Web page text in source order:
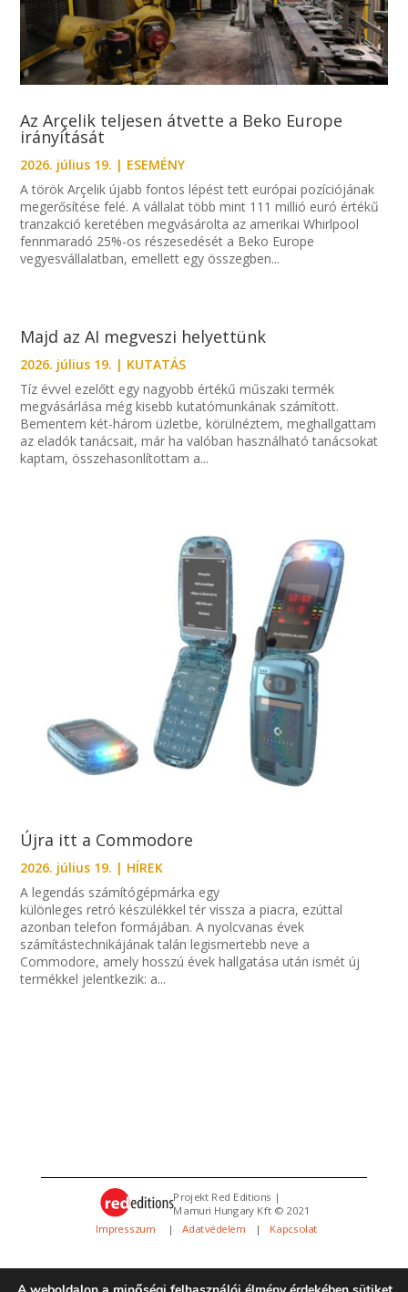
Az Arçelik teljesen átvette a Beko Europe
irányítását
2026. július 19. | ESEMÉNY
A török Arçelik újabb fontos lépést tett európai pozíciójának
megerősítése felé. A vállalat több mint 111 millió euró értékű
tranzakció keretében megvásárolta az amerikai Whirlpool
fennmaradó 25%-os részesedését a Beko Europe
vegyesvállalatban, emellett egy összegben...
Majd az AI megveszi helyettünk
2026. július 19. | KUTATÁS
Tíz évvel ezelőtt egy nagyobb értékű műszaki termék
megvásárlása még kisebb kutatómunkának számított.
Bementem két-három üzletbe, körülnéztem, meghallgattam
az eladók tanácsait, már ha valóban használható tanácsokat
kaptam, összehasonlítottam a...
Újra itt a Commodore
2026. július 19. | HÍREK
A legendás számítógépmárka egy
különleges retró készülékkel tér vissza a piacra, ezúttal
azonban telefon formájában. A nyolcvanas évek
számítástechnikájának talán legismertebb neve a
Commodore, amely hosszú évek hallgatása után ismét új
termékkel jelentkezik: a...
Projekt Red Editions |
Mamuri Hungary Kft © 2021
Impresszum
| Adatvédelem | Kapcsolat